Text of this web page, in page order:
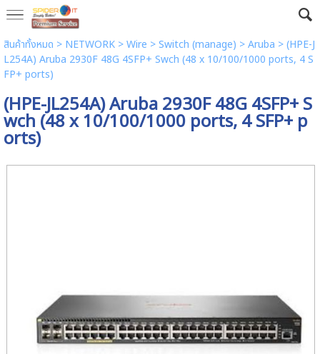
สินค้าทั้งหมด > NETWORK>Wire >Switch (manage) >Aruba > (HPE-J
L254A) Aruba 2930F 48G 4SFP+ Swch (48 x 10/100/1000 ports, 4 S
FP+ ports)
(HPE-JL254A) Aruba 2930F 48G 4SFP+ S
wch (48 x 10/100/1000 ports, 4 SFP+ p
orts)